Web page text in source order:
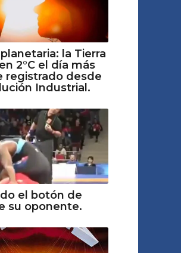
la Tierra
2°C el día más
registrado desde
Industrial.
el botón de
su oponente.